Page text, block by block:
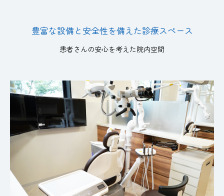
豊富な設備と安全性を備えた診療スペース
患者さんの安心を考えた院内空間